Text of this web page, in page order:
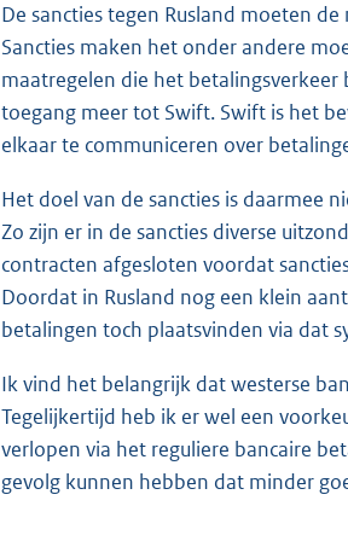
De sancties tegen Rusland moeten
Sancties maken het onder andere
maatregelen die het betalingsverkeer
toegang meer tot Swift. Swift is het
elkaar te communiceren over
Het doel van de sancties is daarmee
Zo zijn er in de sancties diverse
contracten afgesloten voordat
Doordat in Rusland nog een klein
betalingen toch plaatsvinden via dat
Ik vind het belangrijk dat westerse
Tegelijkertijd heb ik er wel een
verlopen via het reguliere bancaire
gevolg kunnen hebben dat minder